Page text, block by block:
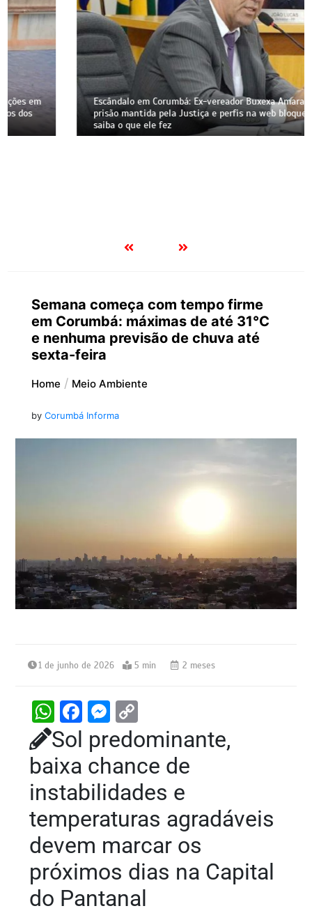
Escândalo em Corumbá: Ex-vereador Buxexa Amaral tem
prisão mantida pela Justiça e perfis na web bloqueados;
saiba o que ele fez
Semana começa com tempo firme
em Corumbá: máximas de até 31°C
e nenhuma previsão de chuva até
sexta-feira
Home Meio Ambiente
by Corumbá Informa
1 de junho de 2026 5 min 2 meses
W
h
at
s
A
p
p
F
a
c
e
b
o
o
k
M
e
s
s
e
n
g
er
o
p
y
Li
n
k
Sol predominante,
baixa chance de
instabilidades e
temperaturas agradáveis
devem marcar os
próximos dias na Capital
do Pantanal